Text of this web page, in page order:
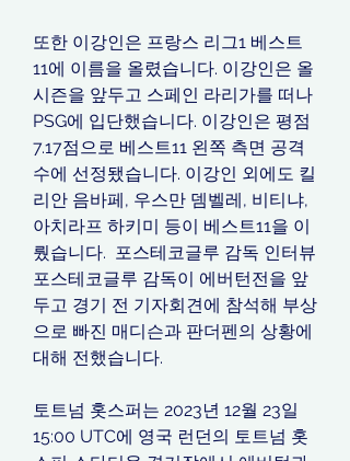
또한 이강인은 프랑스 리그1 베스트
11에 이름을 올렸습니다. 이강인은 올
시즌을 앞두고 스페인 라리가를 떠나
PSG에 입단했습니다. 이강인은 평점
7.17점으로 베스트11 왼쪽 측면 공격
수에 선정됐습니다. 이강인 외에도 킬
리안 음바페, 우스만 뎀벨레, 비티냐,
아치라프 하키미 등이 베스트11을 이
뤘습니다. ​ 포스테코글루 감독 인터뷰
​포스테코글루 감독이 에버턴전을 앞
두고 경기 전 기자회견에 참석해 부상
으로 빠진 매디슨과 판더펜의 상황에
대해 전했습니다.
토트넘 홋스퍼는 2023년 12월 23일
15:00 UTC에 영국 런던의 토트넘 홋